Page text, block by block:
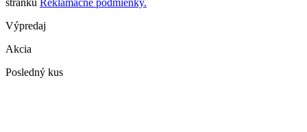
stránku Reklamačné podmienky.
Výpredaj
Akcia
Posledný kus